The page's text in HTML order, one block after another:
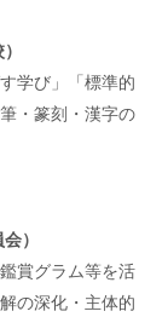
学び」「標準的
・篆刻・漢字の
）
賞グラム等を活
の深化・主体的